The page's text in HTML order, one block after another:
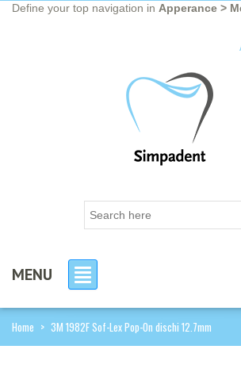
Define your top navigation in Apperance >
MENU
Home > 3M 1982F Sof-Lex Pop-On dischi 12.7mm